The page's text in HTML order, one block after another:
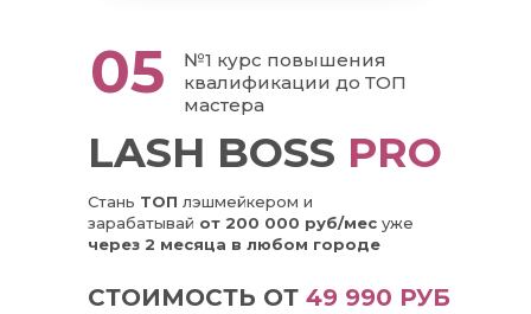
LASH BOSS PRO
№1 курс повышения
квалификации до ТОП
мастера
СТОИМОСТЬ ОТ 49 990 РУБ
05
Стань ТОП лэшмейкером и
зарабатывай от 200 000 руб/мес уже
через 2 месяца в любом городе